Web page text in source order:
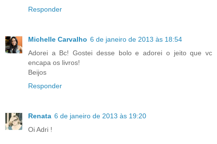
Responder
Michelle Carvalho 6 de janeiro de 2013 às 18:54
Adorei a Bc! Gostei desse bolo e adorei o jeito que vc
encapa os livros!
Beijos
Responder
Renata 6 de janeiro de 2013 às 19:20
Oi Adri !